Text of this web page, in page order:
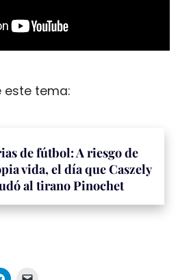
este tema:
de fútbol: A riesgo de
vida, el día que Caszely
al tirano Pinochet